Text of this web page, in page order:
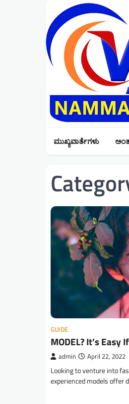
ಮುಖ್ಯವಾರ್ತೆಗಳು
GUIDE
MODEL? It’s Easy
admin April 22, 2022
Looking to venture into
experienced models offer